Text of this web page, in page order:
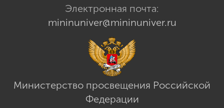
Электронная почта:
mininuniver@mininuniver.ru
Министерство просвещения Российской
Федерации